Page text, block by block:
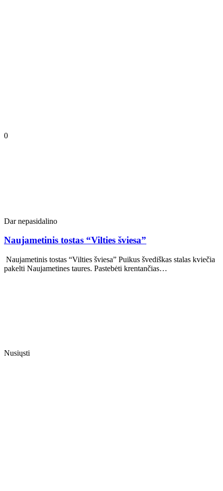
0
Dar nepasidalino
Naujametinis tostas “Vilties šviesa”
Naujametinis tostas “Vilties šviesa” Puikus švediškas stalas kviečia
pakelti Naujametines taures. Pastebėti krentančias…
Nusiųsti